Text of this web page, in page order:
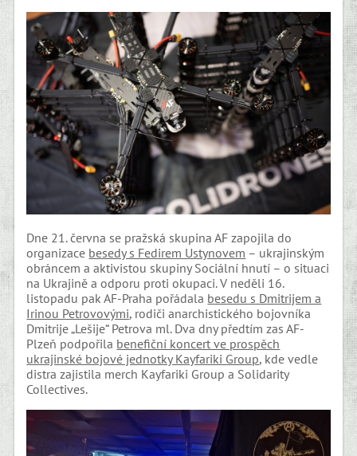
Dne 21. června se pražská skupina AF zapojila do
organizace besedy s Fedіrem Ustynovem – ukrajinským
obráncem a aktivistou skupiny Sociální hnutí – o situaci
na Ukrajině a odporu proti okupaci. V neděli 16.
listopadu pak AF-Praha pořádala besedu s Dmitrijem a
Irinou Petrovovými, rodiči anarchistického bojovníka
Dmitrije „Lešije“ Petrova ml. Dva dny předtím zas AF-
Plzeň podpořila benefiční koncert ve prospěch
ukrajinské bojové jednotky Kayfariki Group, kde vedle
distra zajistila merch Kayfariki Group a Solidarity
Collectives.